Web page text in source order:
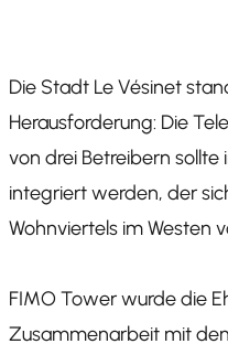
Die Stadt Le Vésinet
Herausforderung: Die
von drei Betreibern sollte
integriert werden, der
Wohnviertels im Westen
FIMO Tower wurde die
Zusammenarbeit mit